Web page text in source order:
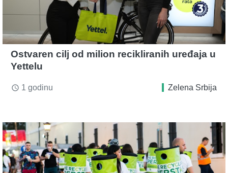
Ostvaren cilj od milion recikliranih uređaja u
Yettelu
access_time 1 godinu Zelena Srbija